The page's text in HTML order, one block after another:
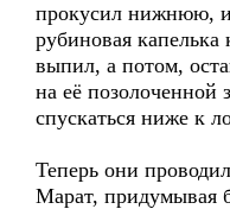
прокусил нижнюю,
рубиновая
выпил, а потом,
на её позолоченной
спускаться ниже к
Теперь они
Марат, придумывая